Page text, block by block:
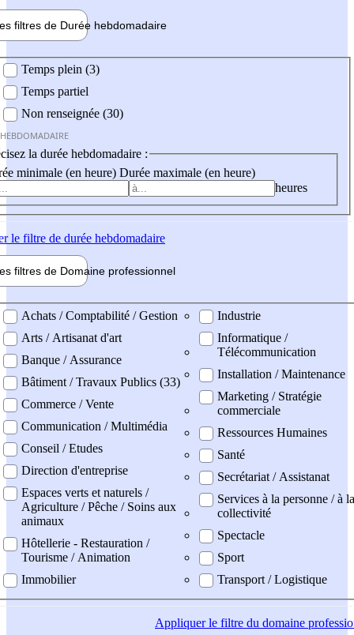
filtres de Durée hebdomadaire
Temps plein (3)
Temps partiel
Non renseignée (30)
la durée hebdomadaire :
minimale (en heure) Durée maximale (en heure)
heures
le filtre de durée hebdomadaire
filtres de Domaine professionnel
professionel
Achats / Comptabilité / Gestion
Arts / Artisanat d'art
Banque / Assurance
Bâtiment / Travaux Publics (33)
Commerce / Vente
Communication / Multimédia
Conseil / Etudes
Direction d'entreprise
Espaces verts et naturels /
Agriculture / Pêche / Soins aux
animaux
Hôtellerie - Restauration /
Tourisme / Animation
Immobilier
Industrie
Informatique /
Télécommunication
Installation / Maintenance
Marketing / Stratégie
commerciale
Ressources Humaines
Santé
Secrétariat / Assistanat
Services à la personne / à la
collectivité
Spectacle
Sport
Transport / Logistique
Appliquerle filtre du domaine